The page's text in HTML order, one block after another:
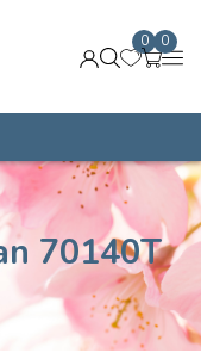
0 0
70140T